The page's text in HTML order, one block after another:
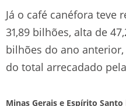
Já o café canéfora teve
31,89 bilhões, alta de
bilhões do ano anterior,
do total arrecadado
Minas Gerais e Espírito